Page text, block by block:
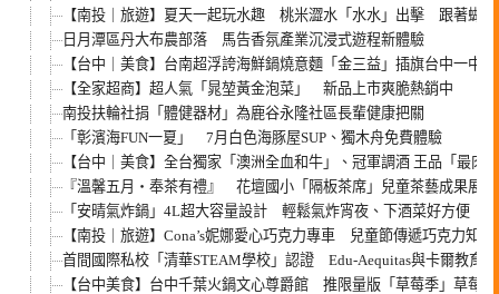
【南投｜旅遊】夏天一起玩水趣 桃米澀水「水水」出擊 跟著蝴
日月潭區丹大布農部落 馬告香氛產業沉浸式遊程新體驗
【台中｜美食】台南超浮誇海鮮鍋燒意麵「金三益」插旗台中一
【全家超商】超人氣「晁堃黃金泡菜」 新品上市爽脆熱銷中
南投扶輪社捐「體健器材」為鹿谷永隆社區長輩健康把關
「彰濱海FUN一夏」 7月白色海豚屋SUP、獨木舟免費體驗
【台中｜美食】全台獨家「澳洲全血和牛」、冠軍調酒 王品「最肉
『溫馨五月‧奉茶有禮』 花壇國小「隔板茶席」兒童茶藝成果展
「安晴氣炸鍋」4L超大容量設計 輕鬆氣炸宵夜、下酒菜好方便
【南投｜旅遊】Cona’s妮娜愛心巧克力專車 兒童節傳遞巧克力知
首間國際私校「清華STEAM學校」認證 Edu-Aequitas與卡爾教育
【台中美食】台中千葉火鍋文心尊爵館 推限量版「草莓季」草莓